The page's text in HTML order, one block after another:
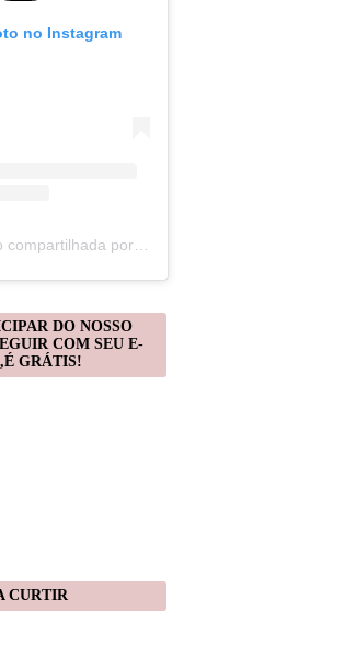
no Instagram
Uma publicação compartilhada por Christiane Gonçalves (@artecomquiane)
DO NOSSO
COM SEU E-
GRÁTIS!
CURTIR